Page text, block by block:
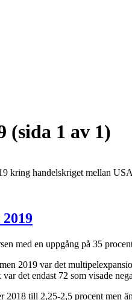
(sida 1 av 1)
kring handelskriget mellan
med en uppgång på 35
2019 var det
det endast 72 som visade
2018 till 2,25-2,5 procent men